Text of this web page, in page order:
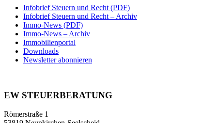
Infobrief Steuern und Recht (PDF)
Infobrief Steuern und Recht – Archiv
Immo-News (PDF)
Immo-News – Archiv
Immobilienportal
Downloads
Newsletter abonnieren
EW STEUERBERATUNG
Römerstraße 1